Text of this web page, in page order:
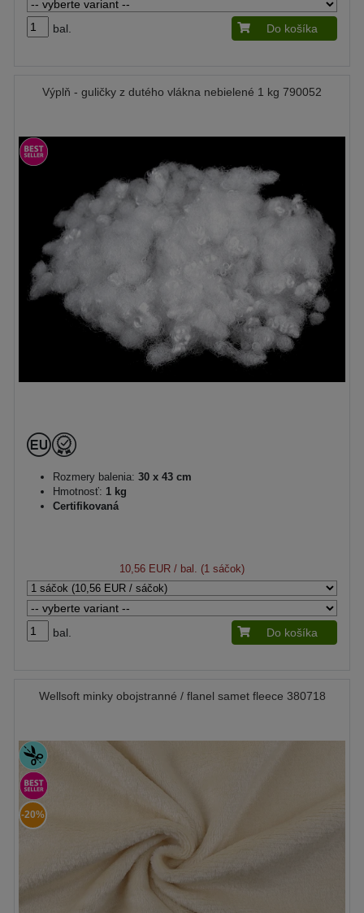
bal. Do košíka
Výplň - guličky z dutého vlákna nebielené 1 kg 790052
Rozmery balenia: 30 x 43 cm
Hmotnosť: 1 kg
Certifikovaná
10,56 EUR / bal. (1 sáčok)
bal. Do košíka
Wellsoft minky obojstranné / flanel samet fleece 380718
-20%